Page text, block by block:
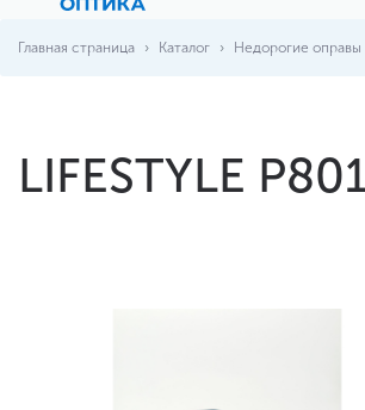
Главная страница Каталог Недорогие оправы
LIFESTYLE